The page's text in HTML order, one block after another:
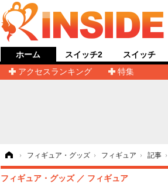
ホーム
アクセスランキング
特集
スイッチ2 スイッチ
› フィギュア・グッズ › フィギュア › 記事
フィギュア・グッズ フィギュア